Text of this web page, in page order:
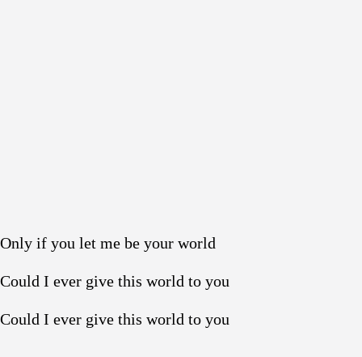
Only if you let me be your world
Could I ever give this world to you
Could I ever give this world to you